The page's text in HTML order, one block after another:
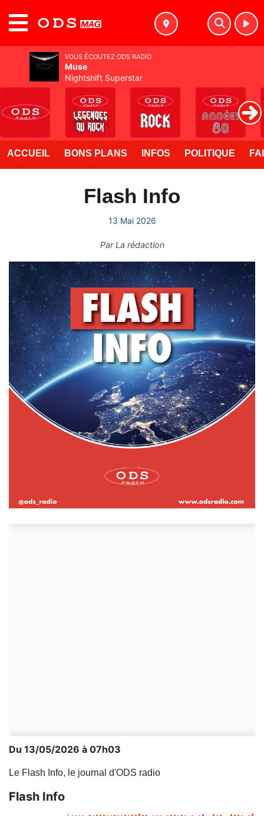
ACCUEIL BONS PLANS INFOS POLITIQUE
Flash Info
13 Mai 2026
ParLa rédaction
Du 13/05/2026 à 07h03
Le Flash Info, le journal d'ODS radio
Flash Info
VOUS ÉCOUTEZ ODS RADIO
Muse
Nightshift Superstar